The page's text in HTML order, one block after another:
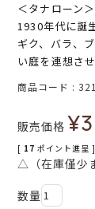
＜タナローン＞
1930年代に誕
ギク、バラ、
い庭を連想させ
商品コード
販売価格 ¥
[ 17 ポイント進呈 ]
△（在庫僅少